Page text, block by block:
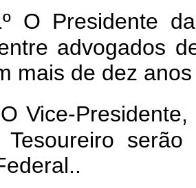
O Presidente
advogados
mais de dez
Vice-